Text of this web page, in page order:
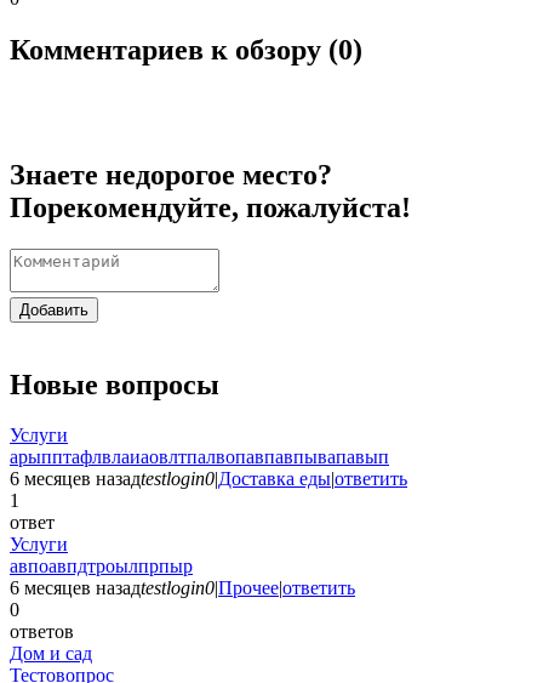
Комментариев к обзору (0)
Знаете недорогое место?
Порекомендуйте, пожалуйста!
Добавить
Новые вопросы
Услуги
арыпптафлвлаиаовлтпалвопавпавпывапавып
6 месяцев назадtestlogin0|Доставка еды|ответить
1
ответ
Услуги
авпоавпдтроылпрпыр
6 месяцев назадtestlogin0|Прочее|ответить
0
ответов
Дом и сад
Тестовопрос